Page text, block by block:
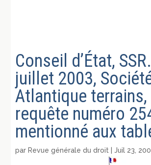
Conseil d’État,
juillet 2003,
Atlantique terrains,
requête numéro
mentionné aux
par Revue générale du droit |Juil 23,